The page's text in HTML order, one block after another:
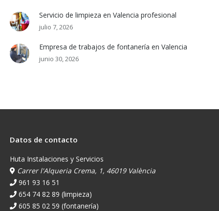
Servicio de limpieza en Valencia profesional
julio 7, 2026
Empresa de trabajos de fontanería en Valencia
junio 30, 2026
Datos de contacto
Huta Instalaciones y Servicios
Carrer l'Alqueria Crema, 1, 46019 València
961 93 16 51
654 74 82 89 (limpieza)
605 85 02 59 (fontanería)